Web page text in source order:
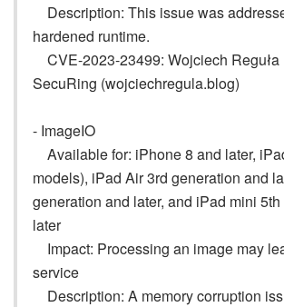
Description: This issue was
hardened runtime.
CVE-2023-23499: Wojciech Reguła
SecuRing (wojciechregula.blog)
- ImageIO
Available for: iPhone 8 and later,
models), iPad Air 3rd generation and
generation and later, and iPad mini
later
Impact: Processing an image may
service
Description: A memory corruption